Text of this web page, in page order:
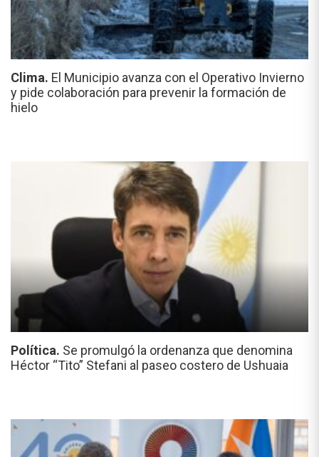
Clima. El Municipio avanza con el Operativo Invierno
y pide colaboración para prevenir la formación de
hielo
Política. Se promulgó la ordenanza que denomina
Héctor “Tito” Stefani al paseo costero de Ushuaia